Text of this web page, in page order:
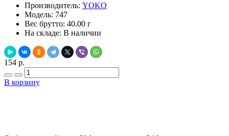
Производитель: YOKO
Модель: 747
Вес брутто: 40.00 г
На складе: В наличии
154 р.
В корзину